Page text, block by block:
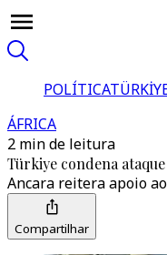
POLÍTICA
ÁFRICA
2 min de leitura
Türkiye condena
Ancara reitera apoio
Compartilhar